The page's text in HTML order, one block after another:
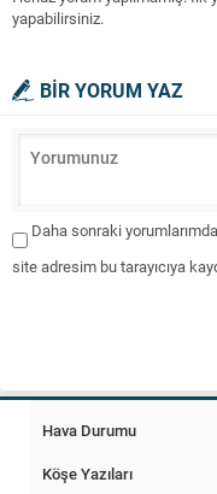
yapabilirsiniz.
BİR YORUM YAZ
Daha sonraki
site adresim bu tarayıcıya
Hava Durumu
Köşe Yazıları